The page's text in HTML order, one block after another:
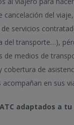
cancelación del
servicios
del transporte…),
de medios de
cobertura de
en sus
adaptados a